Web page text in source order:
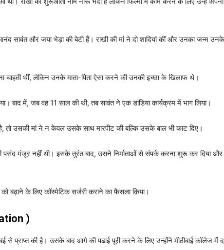
आनंद सावंत और जया भेड़ा की बेटी हैं। राखी की मां ने दो शादियां कीं और उनका जन्म
चाहती थीं, लेकिन उनके माता-पिता ऐसा करने की उनकी इच्छा के खिलाफ थे।
बाद में, जब वह 11 साल की थी, तब सावंत ने एक डांडिया कार्यक्रम में भाग लिया।
तो उसकी मां ने न केवल उसके साथ मारपीट की बल्कि उसके बाल भी काट दिए।
पसंद मंजूर नहीं थी। इसके तुरंत बाद, उसने निर्माताओं से संपर्क करना शुरू कर दिया
के लिए कॉस्मेटिक सर्जरी कराने का फैसला किया।
)
से प्राप्त की है। उसके बाद आगे की पढाई पूरी करने के लिए उन्होंने मीठीबाई कॉलेज में